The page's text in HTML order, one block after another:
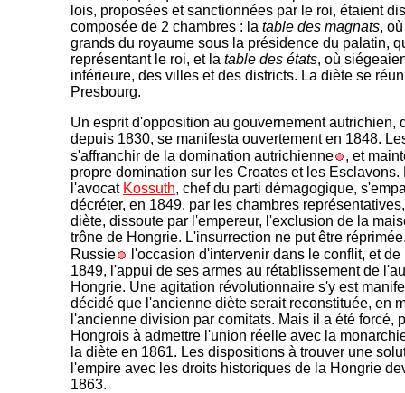
lois, proposées et sanctionnées par le roi, étaient
composée de 2 chambres : la table des magnats,
grands du royaume sous la présidence du palatin,
représentant le roi, et la table des états, où
inférieure, des villes et des districts. La diète se
Presbourg.
Un esprit d'opposition au gouvernement autrichien,
depuis 1830, se manifesta ouvertement en 1848.
s'affranchir de la domination autrichienne
, et
propre domination sur les Croates et les
l'avocat Kossuth, chef du parti démagogique,
décréter, en 1849, par les chambres
diète, dissoute par l'empereur, l'exclusion de la
trône de Hongrie. L'insurrection ne put être
Russie
l'occasion d'intervenir dans le conflit, et
1849, l'appui de ses armes au rétablissement de
Hongrie. Une agitation révolutionnaire s'y est
décidé que l'ancienne diète serait reconstituée, en
l'ancienne division par comitats. Mais il a été forcé,
Hongrois à admettre l'union réelle avec la
la diète en 1861. Les dispositions à trouver une
l'empire avec les droits historiques de la Hongrie
1863.